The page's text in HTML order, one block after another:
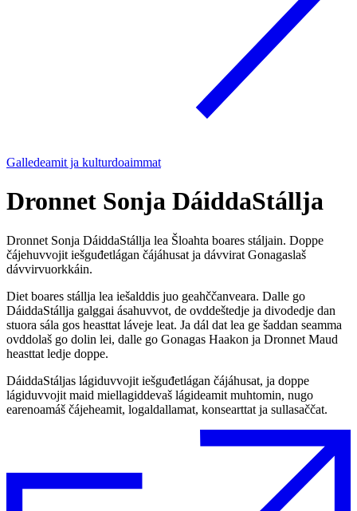
Galledeamit ja kulturdoaimmat
Dronnet Sonja DáiddaStállja
Dronnet Sonja DáiddaStállja lea Šloahta boares stáljain. Doppe
čájehuvvojit iešguđetlágan čájáhusat ja dávvirat Gonagaslaš
dávvirvuorkkáin.
Diet boares stállja lea iešalddis juo geahččanveara. Dalle go
DáiddaStállja galggai ásahuvvot, de ovddeštedje ja divodedje dan
stuora sála gos heasttat láveje leat. Ja dál dat lea ge šaddan seamma
ovddolaš go dolin lei, dalle go Gonagas Haakon ja Dronnet Maud
heasttat ledje doppe.
DáiddaStáljas lágiduvvojit iešguđetlágan čájáhusat, ja doppe
lágiduvvojit maid miellagiddevaš lágideamit muhtomin, nugo
earenoamáš čájeheamit, logaldallamat, konsearttat ja sullasaččat.